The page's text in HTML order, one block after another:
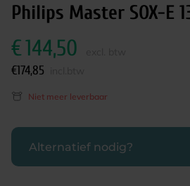
Philips Master SOX-E
€144,50
€174,85
Niet meer leverbaar
Alternatief nodig?